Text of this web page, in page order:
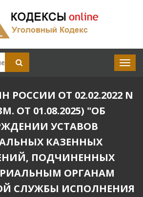
РОССИИ ОТ 02.02.2022 N
ОТ 01.08.2025) "ОБ
УСТАВОВ
КАЗЕННЫХ
ПОДЧИНЕННЫХ
ОРГАНАМ
СЛУЖБЫ ИСПОЛНЕНИЯ